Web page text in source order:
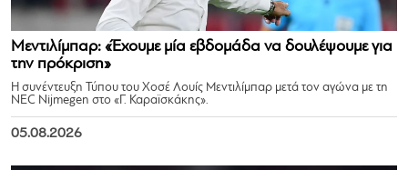
Μεντιλίμπαρ: «Έχουμε μία εβδομάδα να δουλέψουμε για
την πρόκριση»
Η συνέντευξη Τύπου του Χοσέ Λουίς Μεντιλίμπαρ μετά τον αγώνα με τη
NEC Nijmegen στο «Γ. Καραϊσκάκης».
05.08.2026